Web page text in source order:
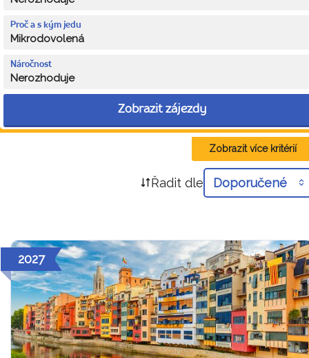
Proč a s kým jedu
Mikrodovolená
Náročnost
Nerozhoduje
Zobrazit zájezdy
Zobrazit více kritérií
Řadit dle Doporučené
2027